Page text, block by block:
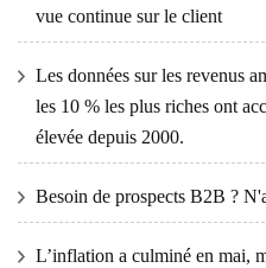
vue continue sur le client
Les données sur les revenus
les 10 % les plus riches ont
élevée depuis 2000.
Besoin de prospects B2B ?
L’inflation a culminé en mai,